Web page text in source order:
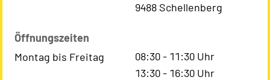
9488 Schellenberg
Öffnungszeiten
Montag bis Freitag
08:30- 11:30 Uhr
13:30- 16:30 Uhr